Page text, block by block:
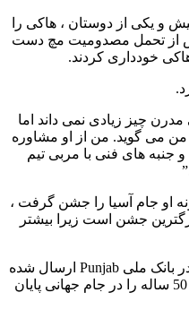
و یکی از دوستان ، هاکی را
از تحمل مصدومیت مچ دست
خودداری کردند.
چیز زیادی نمی داند اما
من می گوید. من از او مشاوره
جنبه های فنی با مربی تیم
او جام آسیا را جشن گرفت ،
جشن است زیرا بیشتر
Abhishek ، که به عنوان مدیر ارشد در بانک ملی Punjab ارسال شده
است ، می خواهد خشکسالی عنوان 50 ساله را در جام جهانی پایان